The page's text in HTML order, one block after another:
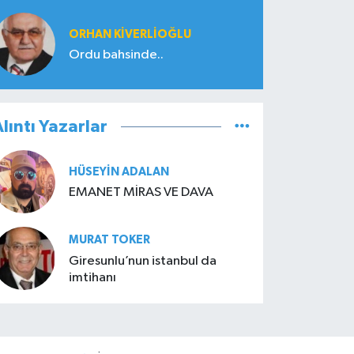
ORHAN KIVERLIOĞLU
Ordu bahsinde..
Yazarlar
HÜSEYIN ADALAN
EMANET MİRAS VE DAVA
MURAT TOKER
Giresunlu’nun istanbul da
imtihanı